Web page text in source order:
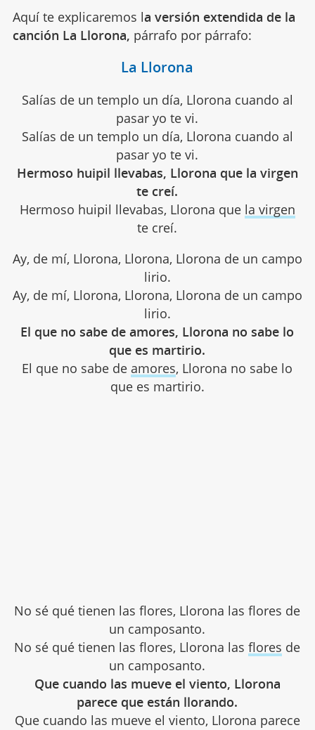
Aquí te explicaremos la versión extendida de la
canción La Llorona, párrafo por párrafo:
La Llorona
Salías de un templo un día, Llorona cuando al
pasar yo te vi.
Salías de un templo un día, Llorona cuando al
pasar yo te vi.
Hermoso huipil llevabas, Llorona que la virgen
te creí.
Hermoso huipil llevabas, Llorona que la virgen
te creí.
Ay, de mí, Llorona, Llorona, Llorona de un campo
lirio.
Ay, de mí, Llorona, Llorona, Llorona de un campo
lirio.
El que no sabe de amores, Llorona no sabe lo
que es martirio.
El que no sabe de amores, Llorona no sabe lo
que es martirio.
No sé qué tienen las flores, Llorona las flores de
un camposanto.
No sé qué tienen las flores, Llorona lasflores de
un camposanto.
Que cuando las mueve el viento, Llorona
parece que están llorando.
Que cuando las mueve el viento, Llorona parece